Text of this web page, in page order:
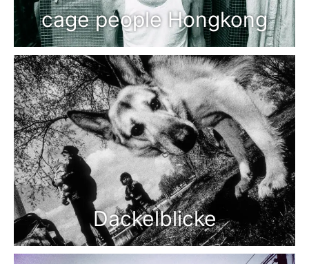
cage people Hongkong
Dackelblicke